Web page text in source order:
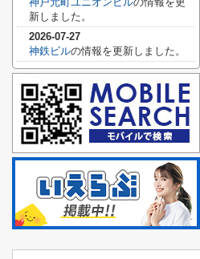
新しました。
2026-07-27
神鉄ビルの情報を更新しました。